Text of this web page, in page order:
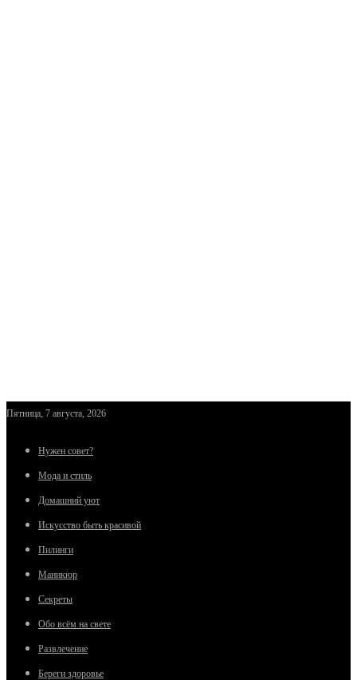
Пятница, 7 августа, 2026
Нужен совет?
Мода и стиль
Домашний уют
Искусство быть красивой
Пилинги
Маникюр
Секреты
Обо всём на свете
Развлечение
Береги здоровье